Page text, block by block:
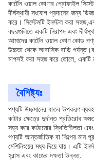
কার্টেন ওয়াল কোণার প্রোফাইল
দীর্ঘস্থায়ী সংযোগ প্রদানের জন্য
করে। সিস্টেমটি ইনস্টল করা
বছরগুলিতে একটি নিরাপদ এবং
আমাদের কার্টেন ওয়াল কোণ কোড
উচ্চতা থেকে আবাসিক বাড়ি
মাপসই করা সহজ করে তোলে, একটি
বৈশিষ্ট্যঃ
পণ্যটি উচ্চমানের ধাতব উপকরণ
কাটার ক্ষেত্রে দুর্দান্ত প্রতিরোধ
সহ্য করে কাঠামোর স্থিতিশীলতা এবং
পণ্যটি আন্তর্জাতিক বা শিল্পের মান
মেশিনিংয়ের মধ্য দিয়ে যায়। এটি
হ্রাস এবং কাজের দক্ষতা উন্নত.